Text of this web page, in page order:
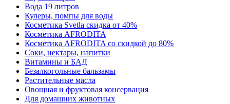
Вода 19 литров
Кулеры, помпы для воды
Косметика Svetla скидка от 40%
Косметика AFRODITA
Косметика AFRODITA со скидкой до 80%
Соки, нектары, напитки
Витамины и БАД
Безалкогольные бальзамы
Растительные масла
Овощная и фруктовая консервация
Для домашних животных